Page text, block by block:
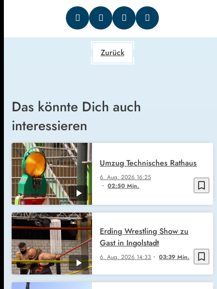
Zurück
Das könnte Dich auch
interessieren
bookmark_border
6. Aug. 2026 16:25
02:50 Min.
Umzug Technisches Rathaus
bookmark_border
6. Aug. 2026 14:33 03:39 Min.
Erding Wrestling Show zu
Gast in Ingolstadt